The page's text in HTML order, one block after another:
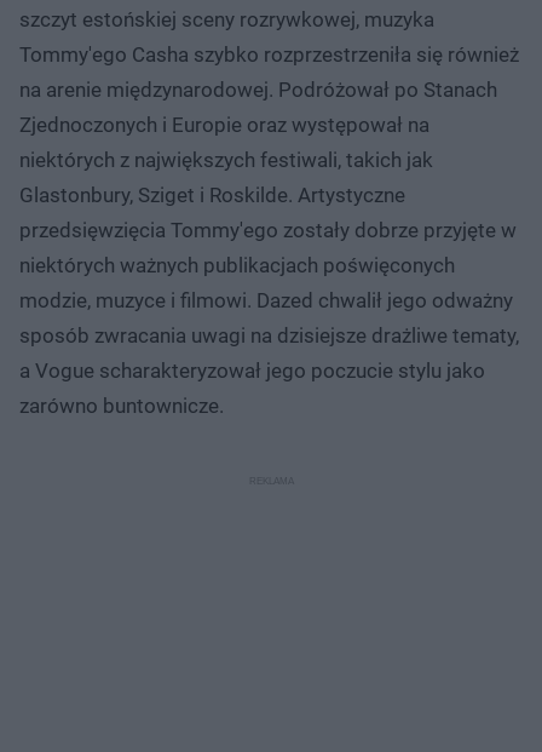
szczyt estońskiej sceny rozrywkowej, muzyka
Tommy'ego Casha szybko rozprzestrzeniła się również
na arenie międzynarodowej. Podróżował po Stanach
Zjednoczonych i Europie oraz występował na
niektórych z największych festiwali, takich jak
Glastonbury, Sziget i Roskilde. Artystyczne
przedsięwzięcia Tommy'ego zostały dobrze przyjęte w
niektórych ważnych publikacjach poświęconych
modzie, muzyce i filmowi. Dazed chwalił jego odważny
sposób zwracania uwagi na dzisiejsze drażliwe tematy,
a Vogue scharakteryzował jego poczucie stylu jako
zarówno buntownicze.